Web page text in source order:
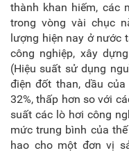
thành khan hiếm, các
trong vòng vài chục
lượng hiện nay ở nước
công nghiệp, xây
(Hiệu suất sử dụng
điện đốt than, dầu
32%, thấp hơn so với
suất các lò hơi công
mức trung bình của
hao cho một đơn vị